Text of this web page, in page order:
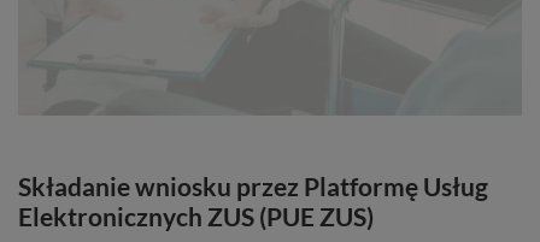
Składanie wniosku przez Platformę Usług
Elektronicznych ZUS (PUE ZUS)